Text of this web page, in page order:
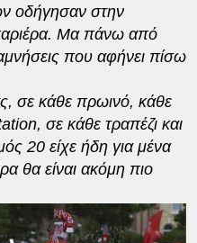
οδήγησαν στην
Μα πάνω από
που αφήνει πίσω
σε κάθε πρωινό, κάθε
σε κάθε τραπέζι και
20 είχε ήδη για μένα
θα είναι ακόμη πιο